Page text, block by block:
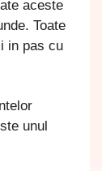
aceste
Toate
in pas cu
unul